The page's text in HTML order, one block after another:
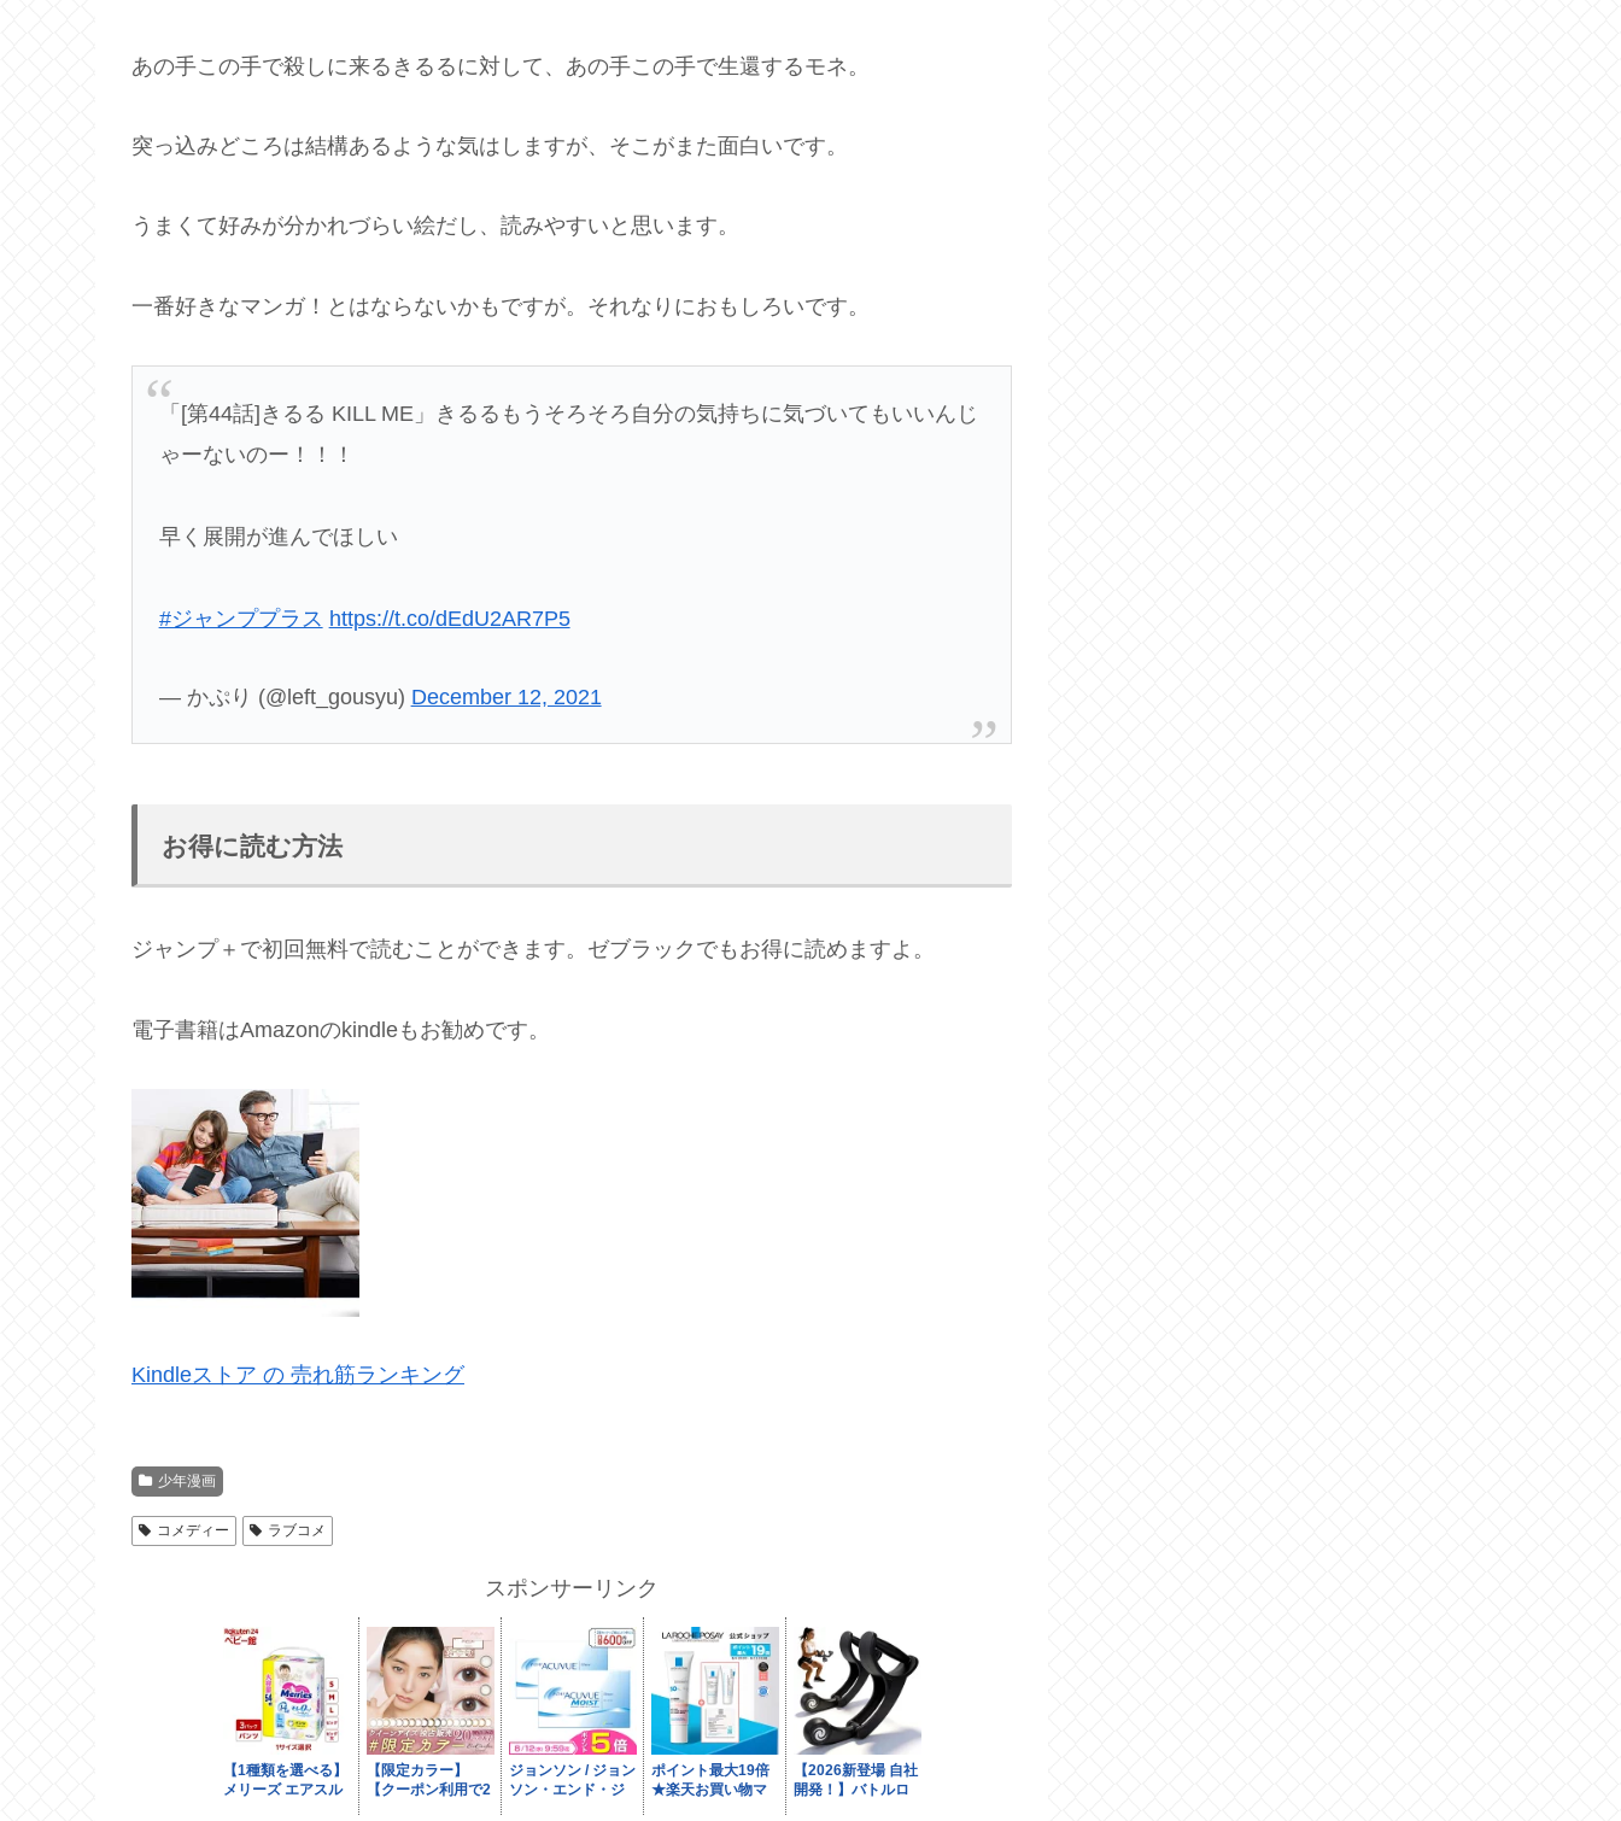
あの手この手で殺しに来るきるるに対して、あの手この手で生還するモネ。
突っ込みどころは結構あるような気はしますが、そこがまた面白いです。
うまくて好みが分かれづらい絵だし、読みやすいと思います。
一番好きなマンガ！とはならないかもですが。それなりにおもしろいです。
「[第44話]きるる KILL ME」きるるもうそろそろ自分の気持ちに気づいてもいいんじ
ゃーないのー！！！
早く展開が進んでほしい
#ジャンププラス https://t.co/dEdU2AR7P5
— かぷり (@left_gousyu) December 12, 2021
お得に読む方法
ジャンプ＋で初回無料で読むことができます。ゼブラックでもお得に読めますよ。
電子書籍はAmazonのkindleもお勧めです。
Kindleストア の 売れ筋ランキング
少年漫画
コメディー ラブコメ
スポンサーリンク